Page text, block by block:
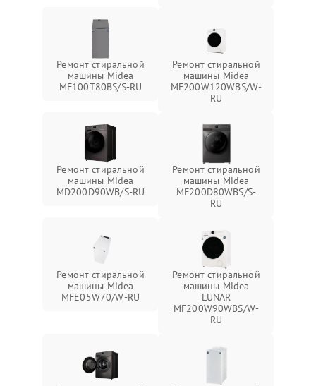
Ремонт стиральной
машины Midea
MF100T80BS/S-RU
Ремонт стиральной
машины Midea
MF200W120WBS/W-
RU
Ремонт стиральной
машины Midea
MD200D90WB/S-RU
Ремонт стиральной
машины Midea
MF200D80WBS/S-
RU
Ремонт стиральной
машины Midea
MFE05W70/W-RU
Ремонт стиральной
машины Midea
LUNAR
MF200W90WBS/W-
RU